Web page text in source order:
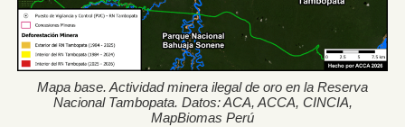
Mapa base. Actividad minera ilegal de oro en la Reserva
Nacional Tambopata. Datos: ACA, ACCA, CINCIA,
MapBiomas Perú